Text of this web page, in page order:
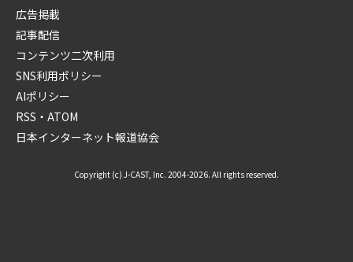
広告掲載
記事配信
コンテンツ二次利用
SNS利用ポリシー
AIポリシー
RSS・ATOM
日本インターネット報道協会
Copyright (c) J-CAST, Inc. 2004-2026. All rights reserved.